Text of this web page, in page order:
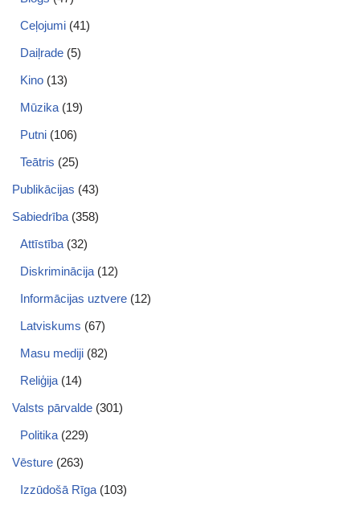
Ceļojumi (41)
Daiļrade (5)
Kino (13)
Mūzika (19)
Putni (106)
Teātris (25)
Publikācijas (43)
Sabiedrība (358)
Attīstība (32)
Diskriminācija (12)
Informācijas uztvere (12)
Latviskums (67)
Masu mediji (82)
Reliģija (14)
Valsts pārvalde (301)
Politika (229)
Vēsture (263)
Izzūdošā Rīga (103)